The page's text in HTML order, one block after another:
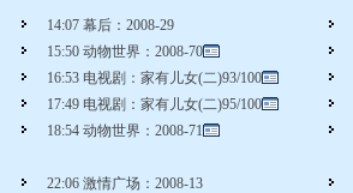
14:07 幕后：2008-29
15:50 动物世界：2008-70
16:53 电视剧：家有儿女(二)93/100
17:49 电视剧：家有儿女(二)95/100
18:54 动物世界：2008-71
22:06 激情广场：2008-13